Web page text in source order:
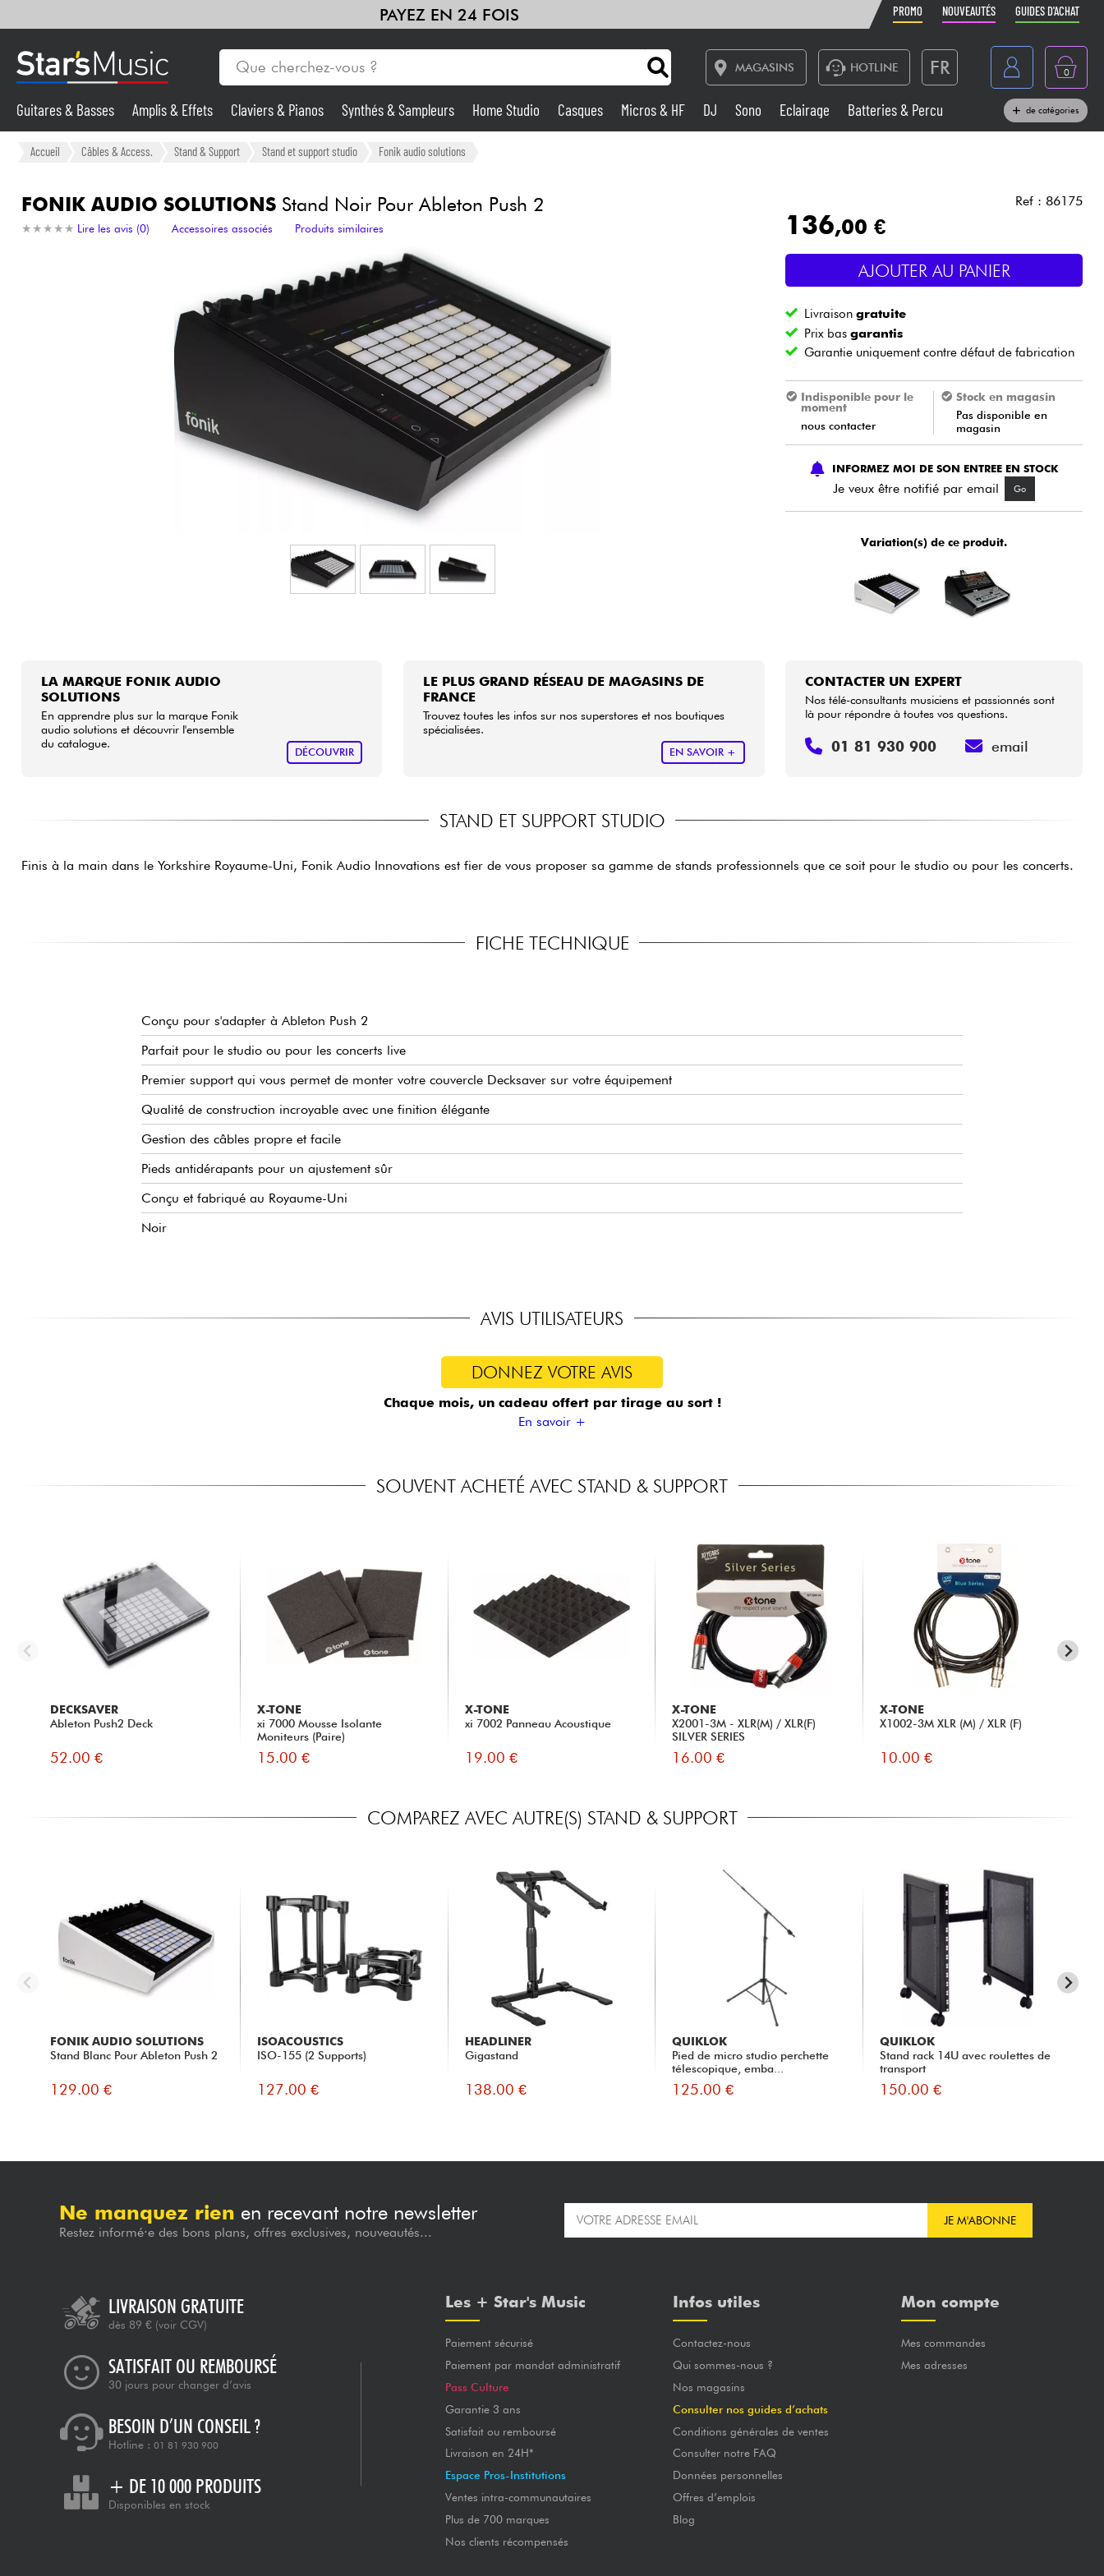
PAYEZ EN 24 FOIS PROMO NOUVEAUTÉS GUIDES D'ACHAT
MAGASINS HOTLINE FR
Belgique
België
Nederland
0
Guitares & Basses Amplis & Effets
Synthés & Sampleurs Home Studio
Micros & HF Sono
Batteries & Percu Vents
Violons & Quatuor Eveil Musical Câbles & Access.
Packs
Voir nos marques
Guitares & Basses Amplis & Effets Claviers & Pianos Synthés & Sampleurs Home Studio Casques Micros & HF DJ Sono Eclairage
Batteries & Percu
de catégories
Accueil Câbles & Access. Stand & Support Stand et support studio Fonik audio solutions
FONIK AUDIO SOLUTIONSStand Noir Pour Ableton Push 2
★ ★ ★ ★ ★
★ ★ ★ ★ ★ Lire les avis (0) Accessoires associés Produits similaires
Ref : 86175
136,00 €
AJOUTER AU PANIER
Livraisongratuite
Prix basgarantis
Garantie uniquement contre défaut de fabrication
Indisponible pour le
moment
nous contacter
Stock en magasin
Pas disponible en
magasin
INFORMEZ MOI DE SON ENTREE EN STOCK
Je veux être notifié par email Go
Variation(s) de ce produit.
LA MARQUE FONIK AUDIO
SOLUTIONS
En apprendre plus sur la marque Fonik
audio solutions et découvrir l'ensemble
du catalogue.
DÉCOUVRIR
LE PLUS GRAND RÉSEAU DE MAGASINS DE
FRANCE
Trouvez toutes les infos sur nos superstores et nos boutiques
spécialisées.
EN SAVOIR +
CONTACTER UN EXPERT
Nos télé-consultants musiciens et passionnés sont
là pour répondre à toutes vos questions.
01 81 930 900 email
STAND ET SUPPORT STUDIO
Finis à la main dans le Yorkshire Royaume-Uni, Fonik Audio Innovations est fier de vous proposer sa gamme de stands professionnels que ce soit pour le studio ou pour les concerts.
FICHE TECHNIQUE
Conçu pour s'adapter à Ableton Push 2
Parfait pour le studio ou pour les concerts live
Premier support qui vous permet de monter votre couvercle Decksaver sur votre équipement
Qualité de construction incroyable avec une finition élégante
Gestion des câbles propre et facile
Pieds antidérapants pour un ajustement sûr
Conçu et fabriqué au Royaume-Uni
Noir
AVIS UTILISATEURS
DONNEZ VOTRE AVIS
Chaque mois, un cadeau offert par tirage au sort !
En savoir +
SOUVENT ACHETÉ AVEC STAND & SUPPORT
DECKSAVER
Ableton Push2 Deck
52.00 €
X-TONE
xi 7000 Mousse Isolante
Moniteurs (Paire)
15.00 €
X-TONE
xi 7002 Panneau Acoustique
19.00 €
X-TONE
X2001-3M - XLR(M) / XLR(F)
SILVER SERIES
16.00 €
X-TONE
X1002-3M XLR (M) / XLR (F)
10.00 €
COMPAREZ AVEC AUTRE(S) STAND & SUPPORT
FONIK AUDIO SOLUTIONS
Stand Blanc Pour Ableton Push 2
129.00 €
ISOACOUSTICS
ISO-155 (2 Supports)
127.00 €
HEADLINER
Gigastand
138.00 €
QUIKLOK
Pied de micro studio perchette
télescopique, emba...
125.00 €
QUIKLOK
Stand rack 14U avec roulettes de
transport
150.00 €
Ne manquez rien en recevant notre newsletter
Restez informé·e des bons plans, offres exclusives, nouveautés...
JE M'ABONNE
LIVRAISON GRATUITE
dès 89 € (voir CGV)
SATISFAIT OU REMBOURSÉ
30 jours pour changer d’avis
BESOIN D’UN CONSEIL ?
Hotline : 01 81 930 900
+ DE 10 000 PRODUITS
Disponibles en stock
Les + Star's Music
Paiement sécurisé
Paiement par mandat administratif
Pass Culture
Garantie 3 ans
Satisfait ou remboursé
Livraison en 24H*
Espace Pros-Institutions
Ventes intra-communautaires
Plus de 700 marques
Nos clients récompensés
Infos utiles
Contactez-nous
Qui sommes-nous ?
Nos magasins
Consulter nos guides d’achats
Conditions générales de ventes
Consulter notre FAQ
Données personnelles
Offres d’emplois
Blog
Mon compte
Mes commandes
Mes adresses